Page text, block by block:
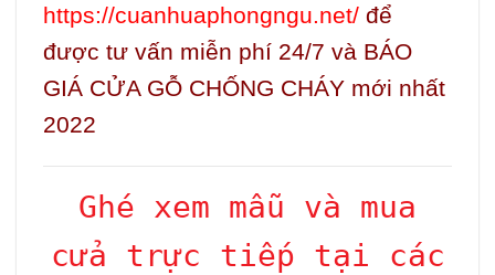
https://cuanhuaphongngu.net/ để
được tư vấn miễn phí 24/7 và BÁO
GIÁ CỬA GỖ CHỐNG CHÁY mới nhất
2022
Ghé xem mẫu và mua
cửa trực tiếp tại các